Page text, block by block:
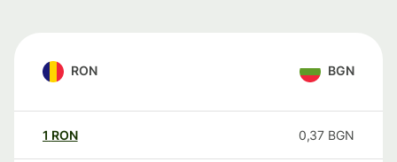
RON BGN
1 RON 0,37 BGN